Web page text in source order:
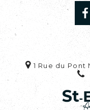
1 Rue du Pont